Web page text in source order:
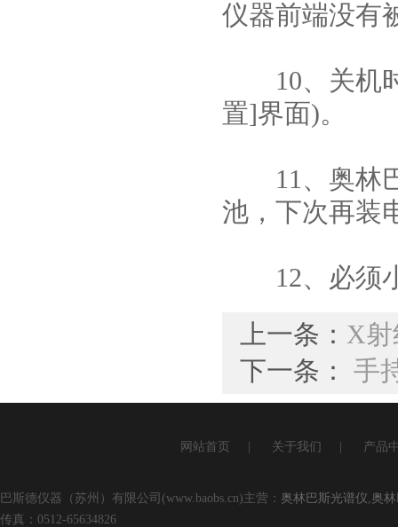
仪器前端没有
10、关机时
置]界面)。
11、奥林巴
池，下次再装
12、必须小
上一条： X射
下一条： 手
网站首页 关于我们 产品
巴斯德仪器（苏州）有限公司(www.baobs.cn)主营： 奥林巴斯光谱仪,奥
传真：0512-65634826